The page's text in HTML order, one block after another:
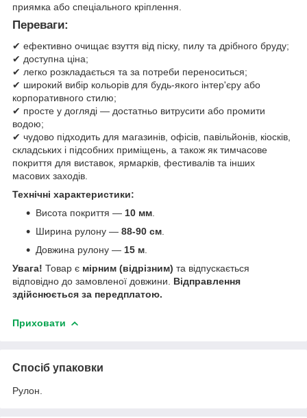
приямка або спеціального кріплення.
Переваги:
✔ ефективно очищає взуття від піску, пилу та дрібного бруду;
✔ доступна ціна;
✔ легко розкладається та за потреби переноситься;
✔ широкий вибір кольорів для будь-якого інтер'єру або
корпоративного стилю;
✔ просте у догляді — достатньо витрусити або промити
водою;
✔ чудово підходить для магазинів, офісів, павільйонів, кіосків,
складських і підсобних приміщень, а також як тимчасове
покриття для виставок, ярмарків, фестивалів та інших
масових заходів.
Технічні характеристики:
Висота покриття — 10 мм
Ширина рулону — 88-90 см
Довжина рулону — 15 м
Увага! Товар є мірним (відрізним) та відпускається
відповідно до замовленої довжини. Відправлення
здійснюється за передплатою.
Приховати
Спосіб упаковки
Рулон.